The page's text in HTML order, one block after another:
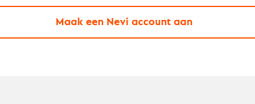
Maak een Nevi account aan